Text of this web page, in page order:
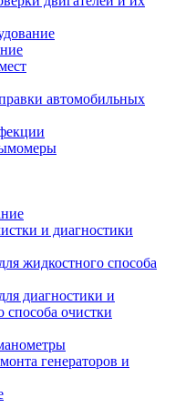
автомобильных
и диагностики
жидкостного способа
диагностики и
способа очистки
генераторов и